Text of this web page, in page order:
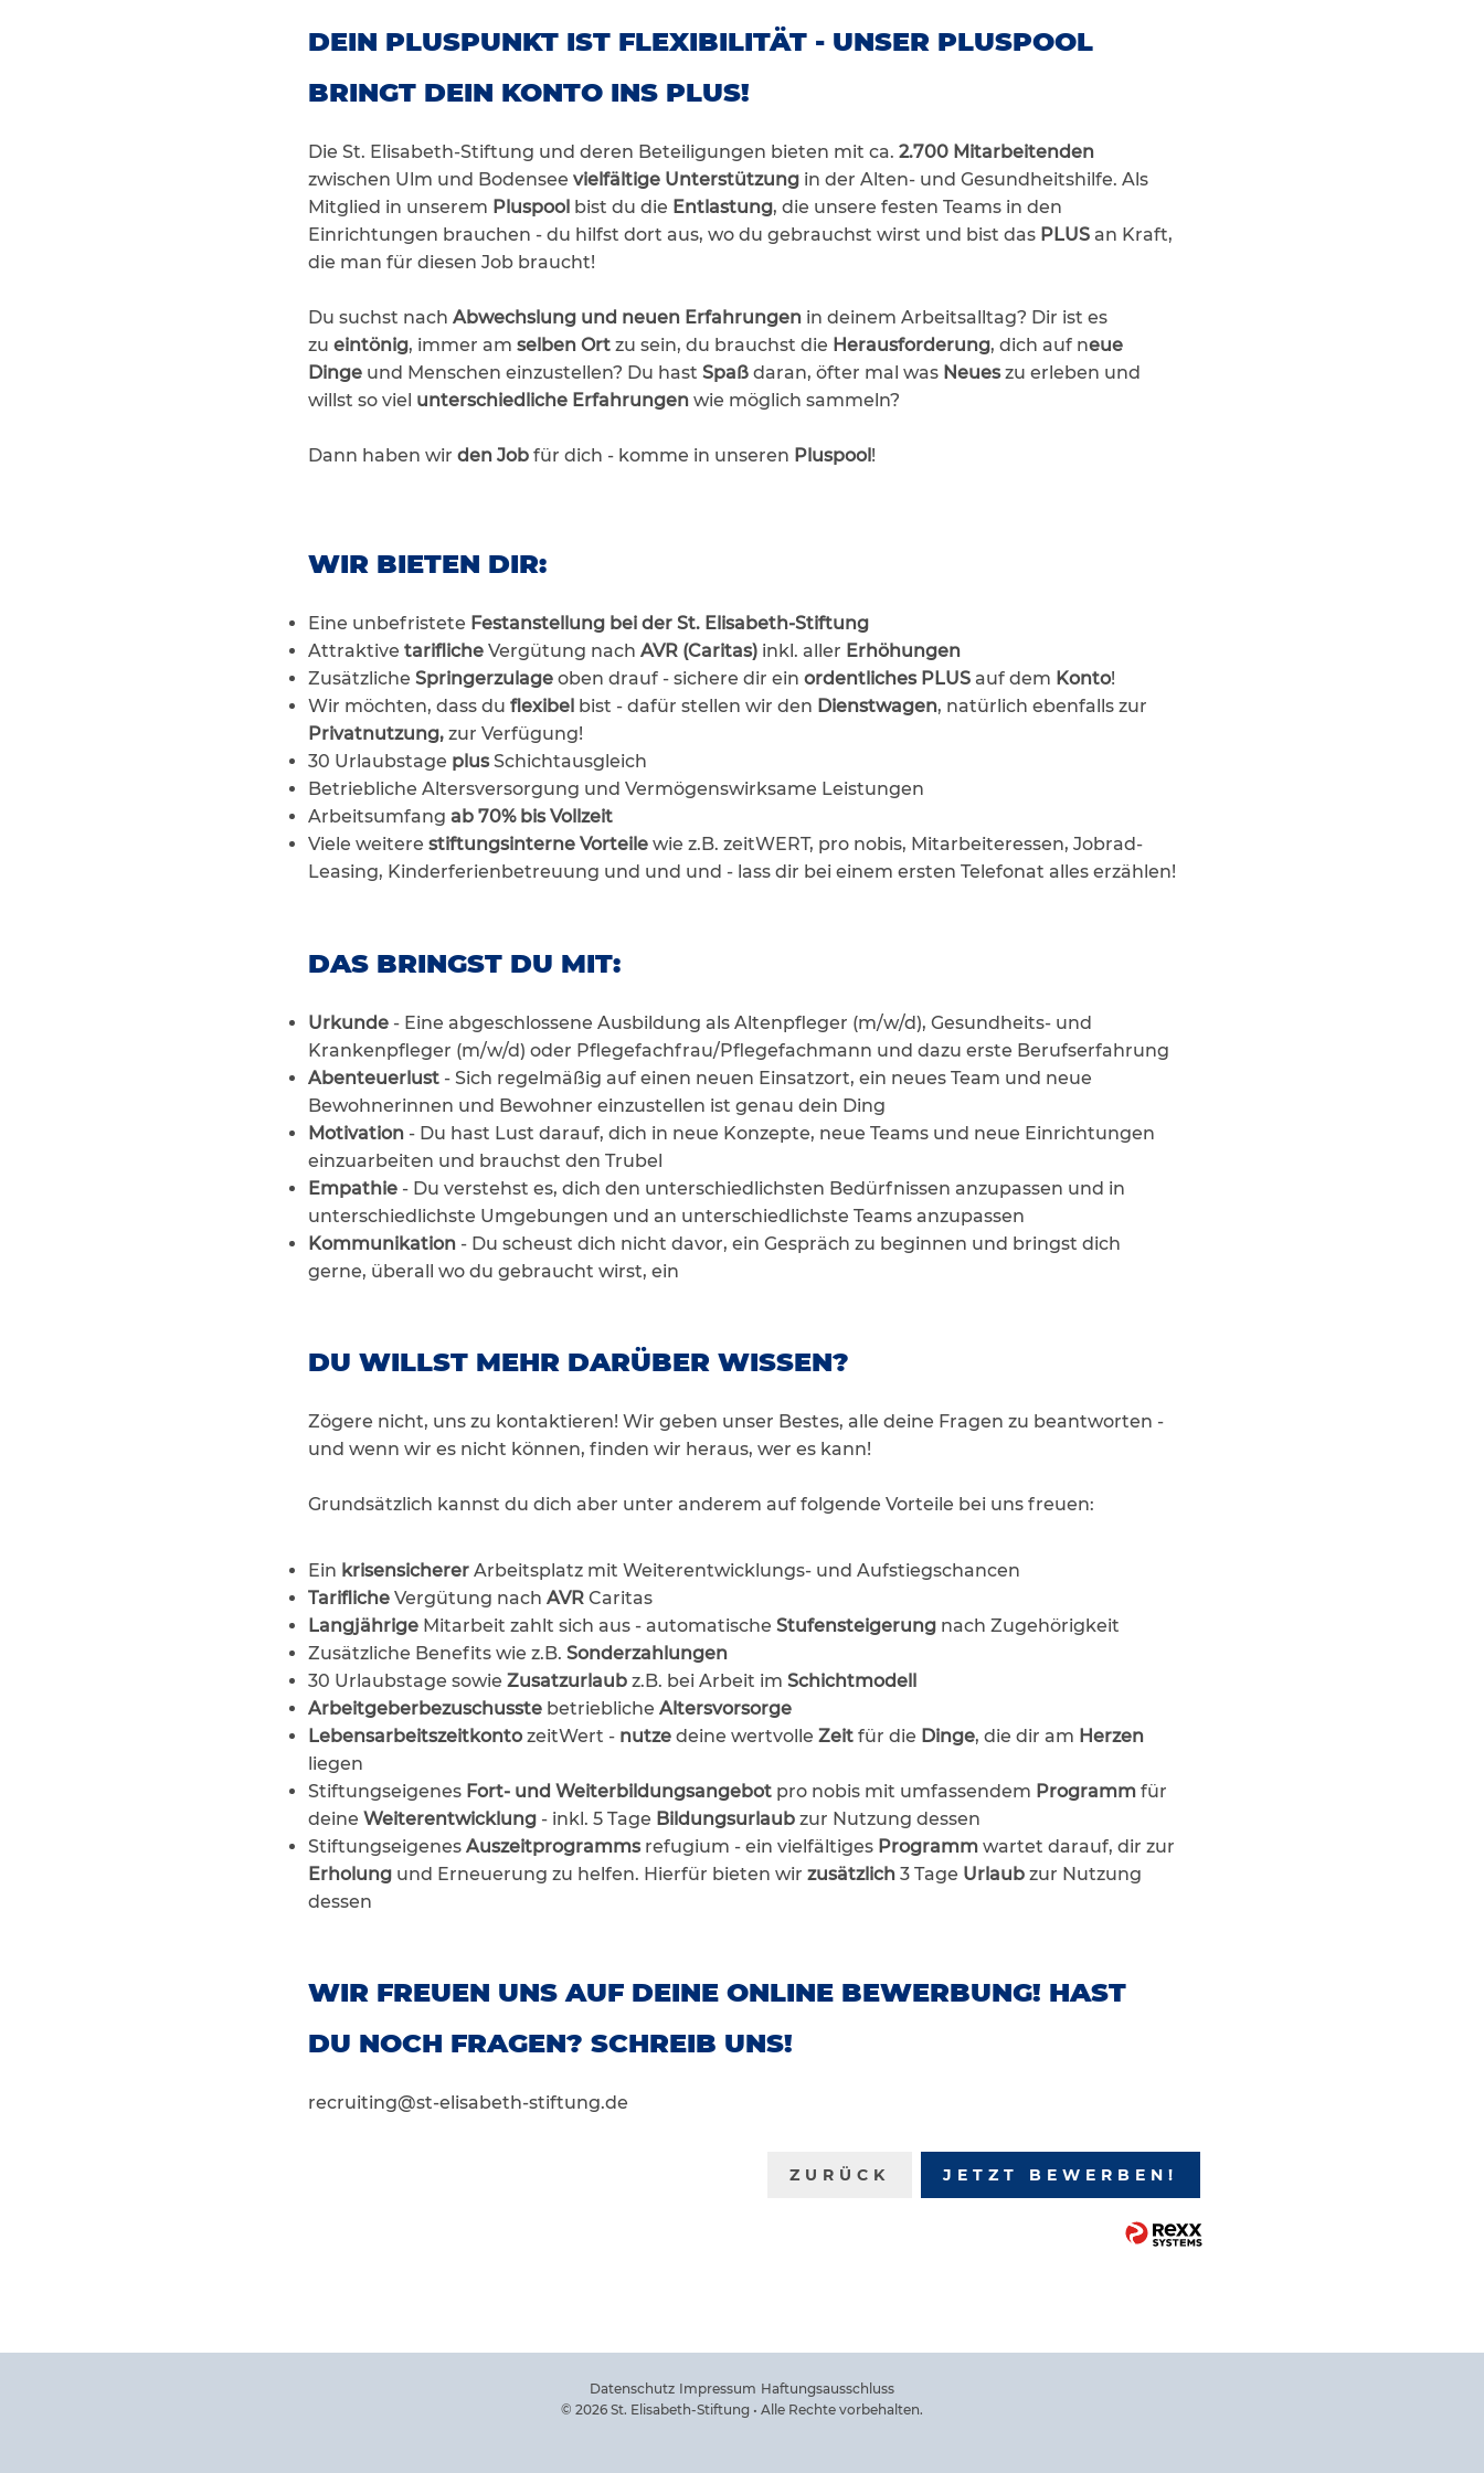
DEIN PLUSPUNKT IST FLEXIBILITÄT - UNSER PLUSPOOL
BRINGT DEIN KONTO INS PLUS!
Die St. Elisabeth-Stiftung und deren Beteiligungen bieten mit ca. 2.700 Mitarbeitenden
zwischen Ulm und Bodensee vielfältige Unterstützung in der Alten- und Gesundheitshilfe. Als
Mitglied in unserem Pluspool bist du die Entlastung, die unsere festen Teams in den
Einrichtungen brauchen - du hilfst dort aus, wo du gebrauchst wirst und bist das PLUS an Kraft,
die man für diesen Job braucht!
Du suchst nach Abwechslung und neuen Erfahrungen in deinem Arbeitsalltag? Dir ist es
zu eintönig, immer am selben Ort zu sein, du brauchst die Herausforderung, dich auf neue
Dinge und Menschen einzustellen? Du hast Spaß daran, öfter mal was Neueszu erleben und
willst so viel unterschiedliche Erfahrungen wie möglich sammeln?
Dann haben wir den Job für dich - komme in unseren Pluspool!
WIR BIETEN DIR:
Eine unbefristete Festanstellung bei der St. Elisabeth-Stiftung
Attraktive tarifliche Vergütung nach AVR (Caritas) inkl. aller Erhöhungen
Zusätzliche Springerzulage oben drauf - sichere dir ein ordentliches PLUS auf dem Konto!
Wir möchten, dass du flexibel bist - dafür stellen wir den Dienstwagen, natürlich ebenfalls zur
Privatnutzung, zur Verfügung!
30 Urlaubstage plusSchichtausgleich
Betriebliche Altersversorgung und Vermögenswirksame Leistungen
Arbeitsumfang ab 70% bis Vollzeit
Viele weitere stiftungsinterne Vorteile wie z.B. zeitWERT, pro nobis, Mitarbeiteressen, Jobrad-
Leasing, Kinderferienbetreuung und und und - lass dir bei einem ersten Telefonat alles erzählen!
DAS BRINGST DU MIT:
Urkunde - Eine abgeschlossene Ausbildung als Altenpfleger (m/w/d), Gesundheits- und
Krankenpfleger (m/w/d) oder Pflegefachfrau/Pflegefachmann und dazu erste Berufserfahrung
Abenteuerlust - Sich regelmäßig auf einen neuen Einsatzort, ein neues Team und neue
Bewohnerinnen und Bewohner einzustellen ist genau dein Ding
Motivation - Du hast Lust darauf, dich in neue Konzepte, neue Teams und neue Einrichtungen
einzuarbeiten und brauchst den Trubel
Empathie - Du verstehst es, dich den unterschiedlichsten Bedürfnissen anzupassen und in
unterschiedlichste Umgebungen und an unterschiedlichste Teams anzupassen
Kommunikation - Du scheust dich nicht davor, ein Gespräch zu beginnen und bringst dich
gerne, überall wo du gebraucht wirst, ein
DU WILLST MEHR DARÜBER WISSEN?
Zögere nicht, uns zu kontaktieren! Wir geben unser Bestes, alle deine Fragen zu beantworten -
und wenn wir es nicht können, finden wir heraus, wer es kann!
Grundsätzlich kannst du dich aber unter anderem auf folgende Vorteile bei uns freuen:
Ein krisensicherer Arbeitsplatz mit Weiterentwicklungs- und Aufstiegschancen
Tarifliche Vergütung nach AVR Caritas
Langjährige Mitarbeit zahlt sich aus - automatische Stufensteigerung nach Zugehörigkeit
Zusätzliche Benefits wie z.B. Sonderzahlungen
30 Urlaubstage sowie Zusatzurlaub z.B. bei Arbeit im Schichtmodell
Arbeitgeberbezuschusste betriebliche Altersvorsorge
Lebensarbeitszeitkonto zeitWert - nutze deine wertvolle Zeit für die Dinge, die dir am Herzen
liegen
Stiftungseigenes Fort- und Weiterbildungsangebot pro nobis mit umfassendem Programm für
deine Weiterentwicklung - inkl. 5 Tage Bildungsurlaub zur Nutzung dessen
Stiftungseigenes Auszeitprogramms refugium - ein vielfältiges Programm wartet darauf, dir zur
Erholung und Erneuerung zu helfen. Hierfür bieten wir zusätzlich 3 Tage Urlaub zur Nutzung
dessen
WIR FREUEN UNS AUF DEINE ONLINE BEWERBUNG! HAST
DU NOCH FRAGEN? SCHREIB UNS!
recruiting@st-elisabeth-stiftung.de
ZURÜCK JETZT BEWERBEN!
Datenschutz Impressum Haftungsausschluss
© 2026 St. Elisabeth-Stiftung • Alle Rechte vorbehalten.